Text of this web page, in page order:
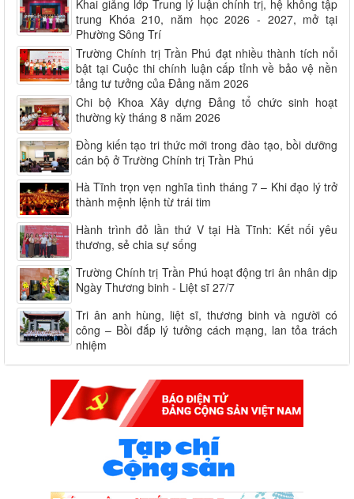
Khai giảng lớp Trung lý luận chính trị, hệ không tập
trung Khóa 210, năm học 2026 - 2027, mở tại
Phường Sông Trí
Trường Chính trị Trần Phú đạt nhiều thành tích nổi
bật tại Cuộc thi chính luận cấp tỉnh về bảo vệ nền
tảng tư tưởng của Đảng năm 2026
Chi bộ Khoa Xây dựng Đảng tổ chức sinh hoạt
thường kỳ tháng 8 năm 2026
Đồng kiến tạo tri thức mới trong đào tạo, bồi dưỡng
cán bộ ở Trường Chính trị Trần Phú
Hà Tĩnh trọn vẹn nghĩa tình tháng 7 – Khi đạo lý trở
thành mệnh lệnh từ trái tim
Hành trình đỏ lần thứ V tại Hà Tĩnh: Kết nối yêu
thương, sẻ chia sự sống
Trường Chính trị Trần Phú hoạt động tri ân nhân dịp
Ngày Thương binh - Liệt sĩ 27/7
Tri ân anh hùng, liệt sĩ, thương binh và người có
công – Bồi đắp lý tưởng cách mạng, lan tỏa trách
nhiệm